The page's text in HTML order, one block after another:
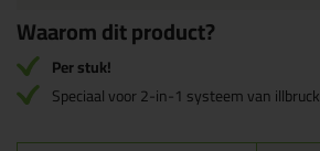
Waarom dit product?
Per stuk!
Speciaal voor 2-in-1 systeem van illbruck